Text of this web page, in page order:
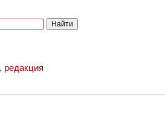
редакция